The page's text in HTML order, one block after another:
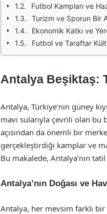
Futbol Kampları ve
Turizm ve Sporun Bir
Ekonomik Katkı ve
Futbol ve Taraftar
Antalya Beşiktaş:
Antalya, Türkiye’nin güney
mavi sularıyla çevrili olan bu
açısından da önemli bir
gerçekleştirdiği kamplar ve
Bu makalede, Antalya’nın
Antalya’nın Doğası ve
Antalya, her mevsim farklı bir